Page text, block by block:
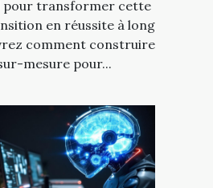
pour transformer cette
en réussite à long
comment construire
mesure pour...